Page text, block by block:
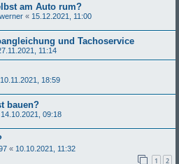
am Auto rum?
« 15.12.2021, 11:00
und Tachoservice
11:14
10.11.2021, 18:59
bauen?
14.10.2021, 09:18
« 10.10.2021, 11:32
1 2